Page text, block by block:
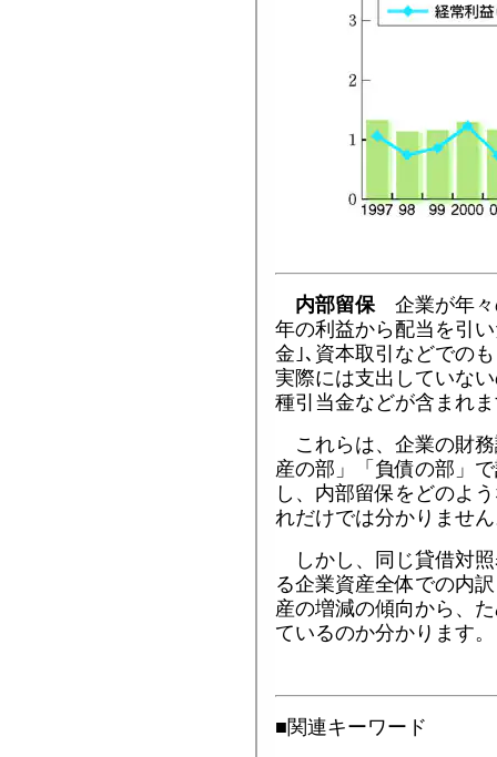
内部留保企業が年々
年の利益から配当を引
金｣､資本取引などでの
実際には支出していな
種引当金などが含まれ
これらは、企業の財
産の部」「負債の部」
し、内部留保をどのよ
れだけでは分かりませ
しかし、同じ貸借対
る企業資産全体での内
産の増減の傾向から、
ているのか分かります。
■関連キーワード